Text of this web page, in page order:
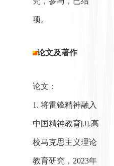
项。
论文及著作
论文：
1. 将雷锋精神融入
中国精神教育[J].高
校马克思主义理论
教育研究，2023年